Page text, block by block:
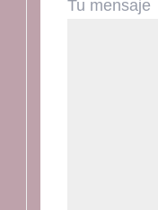
Tu mensaje